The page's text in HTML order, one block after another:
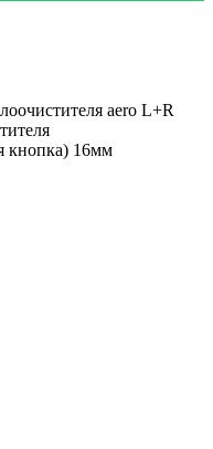
aero L+R
кнопка) 16мм